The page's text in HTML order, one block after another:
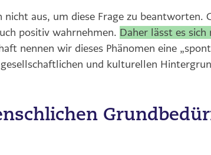
nicht aus, um diese Frage zu
positiv wahrnehmen. Daher lässt es
nennen wir dieses Phänomen eine
und kulturellen